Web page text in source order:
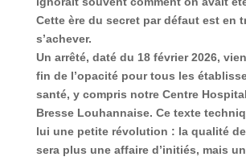
Cette ère du secret par défaut est en
s’achever.
Un arrêté, daté du 18 février 2026,
fin de l’opacité pour tous les
santé, y compris notre Centre
Bresse Louhannaise. Ce texte
lui une petite révolution : la qualité
sera plus une affaire d’initiés, mais